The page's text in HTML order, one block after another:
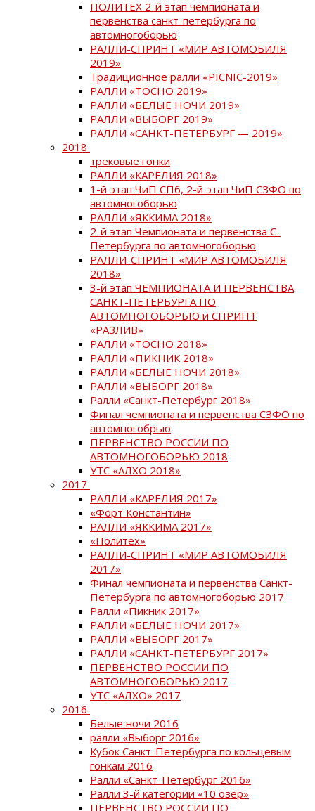
ПОЛИТЕХ 2-й этап чемпионата и
первенства санкт-петербурга по
автомногоборью
РАЛЛИ-СПРИНТ «МИР АВТОМОБИЛЯ
2019»
Традиционное ралли «PICNIC-2019»
РАЛЛИ «ТОСНО 2019»
РАЛЛИ «БЕЛЫЕ НОЧИ 2019»
РАЛЛИ «ВЫБОРГ 2019»
РАЛЛИ «САНКТ-ПЕТЕРБУРГ — 2019»
2018
трековые гонки
РАЛЛИ «КАРЕЛИЯ 2018»
1-й этап ЧиП СПб, 2-й этап ЧиП СЗФО по
автомногоборью
РАЛЛИ «ЯККИМА 2018»
2-й этап Чемпионата и первенства С-
Петербурга по автомногоборью
РАЛЛИ-СПРИНТ «МИР АВТОМОБИЛЯ
2018»
3-й этап ЧЕМПИОНАТА И ПЕРВЕНСТВА
САНКТ-ПЕТЕРБУРГА ПО
АВТОМНОГОБОРЬЮ и СПРИНТ
«РАЗЛИВ»
РАЛЛИ «ТОСНО 2018»
РАЛЛИ «ПИКНИК 2018»
РАЛЛИ «БЕЛЫЕ НОЧИ 2018»
РАЛЛИ «ВЫБОРГ 2018»
Ралли «Санкт-Петербург 2018»
Финал чемпионата и первенства СЗФО по
автомногобрью
ПЕРВЕНСТВО РОССИИ ПО
АВТОМНОГОБОРЬЮ 2018
УТС «АЛХО 2018»
2017
РАЛЛИ «КАРЕЛИЯ 2017»
«Форт Константин»
РАЛЛИ «ЯККИМА 2017»
«Политех»
РАЛЛИ-СПРИНТ «МИР АВТОМОБИЛЯ
2017»
Финал чемпионата и первенства Санкт-
Петербурга по автомногоборью 2017
Ралли «Пикник 2017»
РАЛЛИ «БЕЛЫЕ НОЧИ 2017»
РАЛЛИ «ВЫБОРГ 2017»
РАЛЛИ «САНКТ-ПЕТЕРБУРГ 2017»
ПЕРВЕНСТВО РОССИИ ПО
АВТОМНОГОБОРЬЮ 2017
УТС «АЛХО» 2017
2016
Белые ночи 2016
ралли «Выборг 2016»
Кубок Санкт-Петербурга по кольцевым
гонкам 2016
Ралли «Санкт-Петербург 2016»
Ралли 3-й категории «10 озер»
ПЕРВЕНСТВО РОССИИ ПО